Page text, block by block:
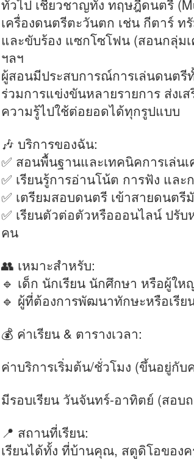
ทั่วไป เชี่ยวชาญทั้ง ทฤษฎีดนตรี
เครื่องดนตรีตะวันตก เช่น กีตาร์
และขับร้อง แซกโซโฟน (สอนกลุ่มเ
ฯลฯ
ผู้สอนมีประสบการณ์การเล่นดนตรี
ร่วมการแข่งขันหลายรายการ ส่งเ
ความรู้ไปใช้ต่อยอดได้ทุกรูปแบบ
🎶 บริการของฉัน:
✅ สอนพื้นฐานและเทคนิคการเล่น
✅ เรียนรู้การอ่านโน้ต การฟัง และ
✅ เตรียมสอบดนตรี เข้าสายดนต
✅ เรียนตัวต่อตัวหรือออนไลน์ ปรั
คน
👥 เหมาะสำหรับ:
🔹 เด็ก นักเรียน นักศึกษา หรือผู้ใ
🔹 ผู้ที่ต้องการพัฒนาทักษะหรือเรีย
💰 ค่าเรียน & ตารางเวลา:
ค่าบริการเริ่มต้น/ชั่วโมง (ขึ้นอยู่กับ
มีรอบเรียน วันจันทร์-อาทิตย์ (สอบ
📍 สถานที่เรียน:
เรียนได้ทั้ง ที่บ้านคุณ, สตูดิโอของ